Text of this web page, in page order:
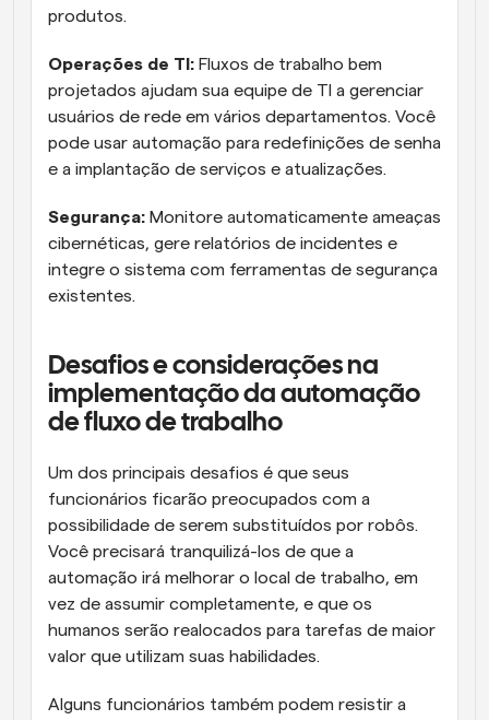
produtos.
Operações de TI: Fluxos de trabalho bem
projetados ajudam sua equipe de TI a gerenciar
usuários de rede em vários departamentos. Você
pode usar automação para redefinições de senha
e a implantação de serviços e atualizações.
Segurança: Monitore automaticamente ameaças
cibernéticas, gere relatórios de incidentes e
integre o sistema com ferramentas de segurança
existentes.
Desafios e considerações na
implementação da automação
de fluxo de trabalho
Um dos principais desafios é que seus
funcionários ficarão preocupados com a
possibilidade de serem substituídos por robôs.
Você precisará tranquilizá-los de que a
automação irá melhorar o local de trabalho, em
vez de assumir completamente, e que os
humanos serão realocados para tarefas de maior
valor que utilizam suas habilidades.
Alguns funcionários também podem resistir a